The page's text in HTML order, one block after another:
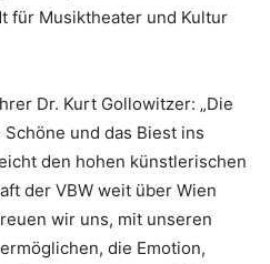
für Musiktheater und Kultur
Dr. Kurt Gollowitzer: „Die
und das Biest ins
den hohen künstlerischen
der VBW weit über Wien
wir uns, mit unseren
die Emotion,